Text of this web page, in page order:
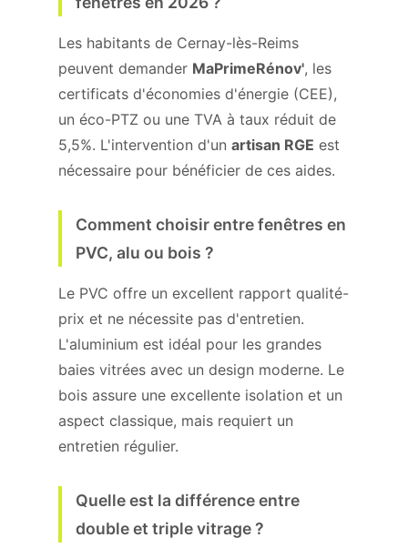
Les habitants de Cernay-lès-Reims
peuvent demander MaPrimeRénov', les
certificats d'économies d'énergie (CEE),
un éco-PTZ ou une TVA à taux réduit de
5,5%. L'intervention d'un artisan RGE est
nécessaire pour bénéficier de ces aides.
Comment choisir entre fenêtres en
PVC, alu ou bois ?
Le PVC offre un excellent rapport qualité-
prix et ne nécessite pas d'entretien.
L'aluminium est idéal pour les grandes
baies vitrées avec un design moderne. Le
bois assure une excellente isolation et un
aspect classique, mais requiert un
entretien régulier.
Quelle est la différence entre
double et triple vitrage ?